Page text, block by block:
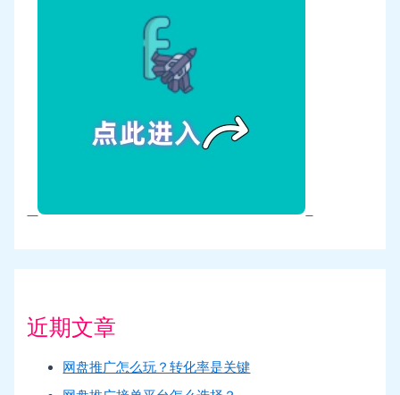
近期文章
网盘推广怎么玩？转化率是关键